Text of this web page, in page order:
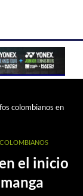
colombianos en
COLOMBIANOS
el inicio